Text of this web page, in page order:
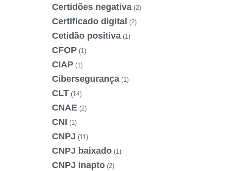
Certidões negativa (2)
Certificado digital (2)
Cetidão positiva (1)
CFOP (1)
CIAP (1)
Cibersegurança (1)
CLT (14)
CNAE (2)
CNI (1)
CNPJ (11)
CNPJ baixado (1)
CNPJ inapto (2)